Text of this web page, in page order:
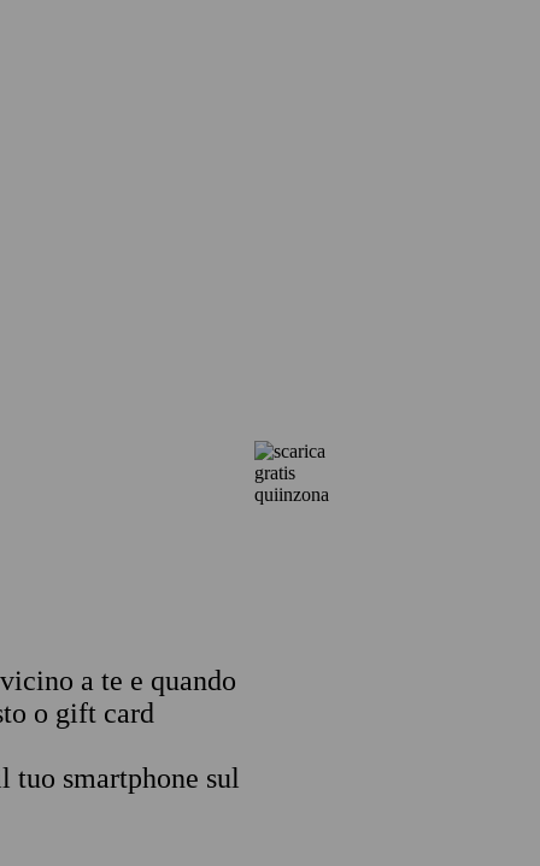
a te e quando
o gift card
tuo smartphone sul